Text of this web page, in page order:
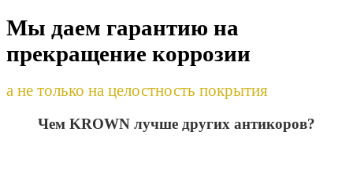
Мы даем гарантию на
прекращение коррозии
а не только на целостность покрытия
Чем KROWN лучше других антикоров?